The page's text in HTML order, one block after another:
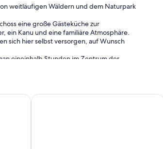
weitläufigen Wäldern und dem Naturpark
eine große Gästeküche zur
ein Kanu und eine familiäre Atmosphäre.
sich hier selbst versorgen, auf Wunsch
eineinhalb Stunden im Zentrum der
Gästen Tipps für die Erkundung unserer
HimmelpfortFerienwohnung im romantischen